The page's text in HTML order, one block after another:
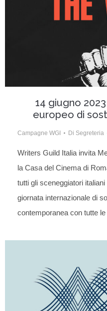
14 giugno
europeo di
Campagne WGI Di Segreteria
Writers Guild Italia invita
la Casa del Cinema di
tutti gli sceneggiatori
giornata internazionale di
contemporanea con tutte